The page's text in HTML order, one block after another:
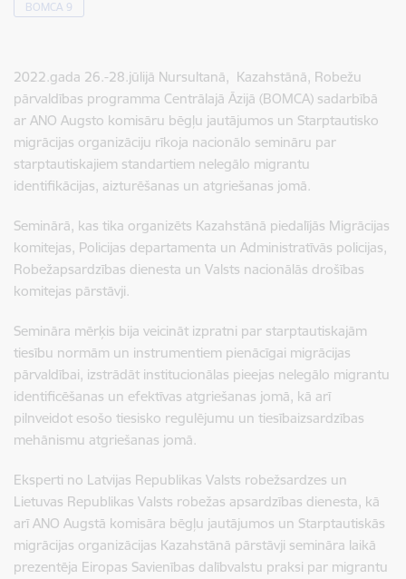
BOMCA 9
2022.gada 26.-28.jūlijā Nursultanā, Kazahstānā, Robežu
pārvaldības programma Centrālajā Āzijā (BOMCA) sadarbībā
ar ANO Augsto komisāru bēgļu jautājumos un Starptautisko
migrācijas organizāciju rīkoja nacionālo semināru par
starptautiskajiem standartiem nelegālo migrantu
identifikācijas, aizturēšanas un atgriešanas jomā.
Seminārā, kas tika organizēts Kazahstānā piedalījās Migrācijas
komitejas, Policijas departamenta un Administratīvās policijas,
Robežapsardzības dienesta un Valsts nacionālās drošības
komitejas pārstāvji.
Semināra mērķis bija veicināt izpratni par starptautiskajām
tiesību normām un instrumentiem pienācīgai migrācijas
pārvaldībai, izstrādāt institucionālas pieejas nelegālo migrantu
identificēšanas un efektīvas atgriešanas jomā, kā arī
pilnveidot esošo tiesisko regulējumu un tiesībaizsardzības
mehānismu atgriešanas jomā.
Eksperti no Latvijas Republikas Valsts robežsardzes un
Lietuvas Republikas Valsts robežas apsardzības dienesta, kā
arī ANO Augstā komisāra bēgļu jautājumos un Starptautiskās
migrācijas organizācijas Kazahstānā pārstāvji semināra laikā
prezentēja Eiropas Savienības dalībvalstu praksi par migrantu